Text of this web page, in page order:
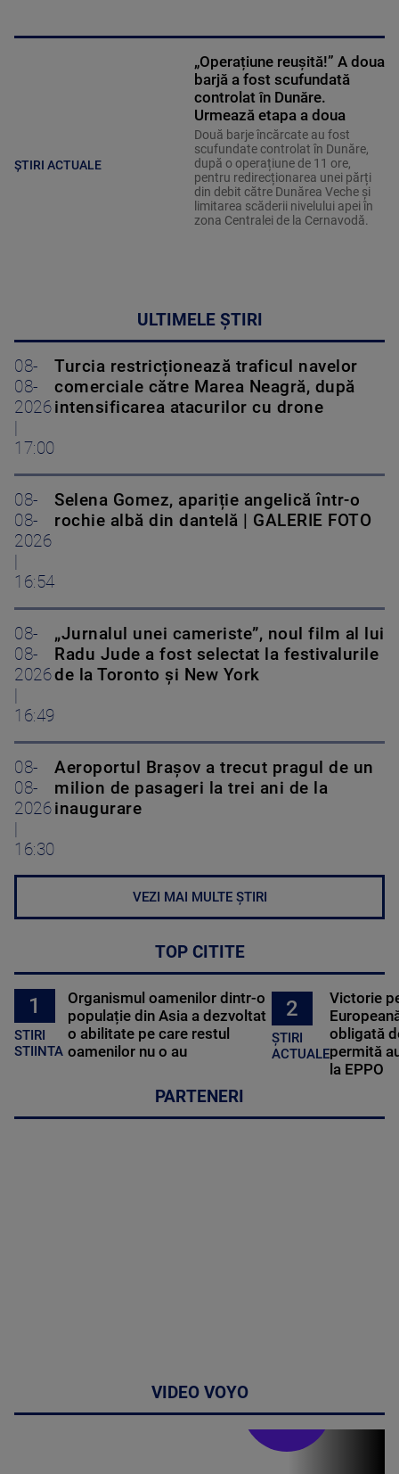
ȘTIRI ACTUALE
„Operațiune reușită!” A doua
barjă a fost scufundată
controlat în Dunăre.
Urmează etapa a doua
Două barje încărcate au fost
scufundate controlat în Dunăre,
după o operațiune de 11 ore,
pentru redirecționarea unei părți
din debit către Dunărea Veche și
limitarea scăderii nivelului apei în
zona Centralei de la Cernavodă.
ULTIMELE ȘTIRI
08-
08-
2026
17:00
Turcia restricționează traficul navelor
comerciale către Marea Neagră, după
intensificarea atacurilor cu drone
08-
08-
2026
16:54
Selena Gomez, apariție angelică într-o
rochie albă din dantelă | GALERIE FOTO
08-
08-
2026
16:49
„Jurnalul unei cameriste”, noul film al lui
Radu Jude a fost selectat la festivalurile
de la Toronto și New York
08-
08-
2026
16:30
Aeroportul Brașov a trecut pragul de un
milion de pasageri la trei ani de la
inaugurare
VEZI MAI MULTE ȘTIRI
TOP CITITE
1
STIRI
STIINTA
Organismul oamenilor dintr-o
populație din Asia a dezvoltat
o abilitate pe care restul
oamenilor nu o au
2
ȘTIRI
ACTUALE
Victorie
obligată
permită
la EPPO
PARTENERI
VIDEO VOYO